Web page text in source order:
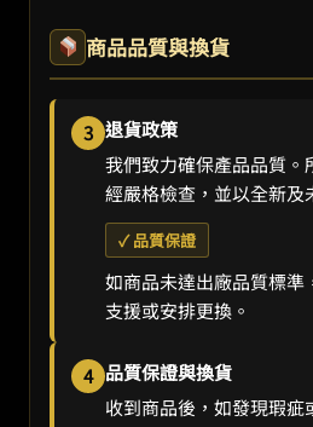
商品品質與換貨
3 退貨政策
我們致力確保產品品質。
經嚴格檢查，並以全新及
✓ 品質保證
如商品未達出廠品質標準
支援或安排更換。
4 品質保證與換貨
收到商品後，如發現瑕疵